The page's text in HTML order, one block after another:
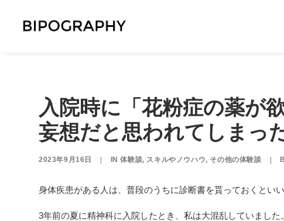
入院時に「花粉症の薬が
妄想だと思われてしまっ
2023年9月16日 IN体験談, スキルやノウハウ, その他の体験談
身体疾患がある人は、普段のうちに診断書を貰っておくとい
3年前の夏に精神科に入院したとき、私は大混乱していまし